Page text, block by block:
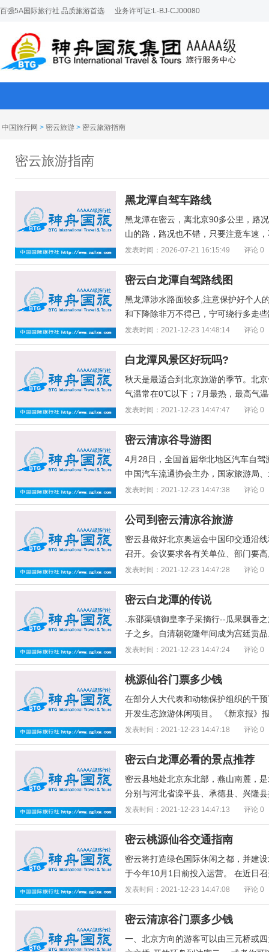
百强5A国际旅行社 品质旅游首选 业务许可证:L-BJ-CJ00080
中国旅行网 > 密云旅游 > 密云旅游指南
密云旅游指南
黑龙潭自驾车路线
黑龙潭在密云，离北京90多公里，路
山的路，路况也不错，只要注意车速
发表时间：2026-07-21 16:15:49 评论 0
密云白龙潭自驾路线图
黑龙潭涉水路面较多,注意保护好个人
和下降除非万不得已，宁可绕行多走
发表时间：2021-12-23 14:48:14 评论 0
白龙潭风景区好玩吗?
秋天是最适合到北京旅游的季节。北
气温常在0℃以下；7月最热，最高气
发表时间：2021-12-23 14:47:47 评论 0
密云清凉谷导游图
4月28日，全国首届华北地区汽车自
中国汽车流通协会主办，国家旅游局
发表时间：2021-12-23 14:47:38 评论 0
公司到密云清凉谷旅游
密云县做好北京奥运会中国印交通沿
召开。会议要求各有关单位、部门要
发表时间：2021-12-23 14:47:28 评论 0
密云白龙潭的传说
.东邵渠镇御皇李子采摘行--瓜果飘香
子之乡。自清朝乾隆年间成为宫廷贡
发表时间：2021-12-23 14:47:24 评论 0
桃源仙谷门票多少钱
在部分人大代表和动物保护组织的干
开发生态旅游休闲项目。 《新京报》
发表时间：2021-12-23 14:47:18 评论 0
密云白龙潭必看的景点推荐
密云县地处北京东北部，燕山南麓，
分别与河北省滦平县、承德县、兴隆
发表时间：2021-12-23 14:47:13 评论 0
密云桃源仙谷交通指南
密云将打造绿色国际休闲之都，并建
于今年10月1日前投入运营。 在近日
发表时间：2021-12-23 14:47:08 评论 0
密云清凉谷门票多少钱
一、北京方向的游客可以由三元桥或